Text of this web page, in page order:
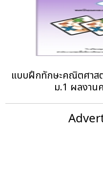
แบบฝึกทักษะคณิตศาส
ม.1 ผลงา